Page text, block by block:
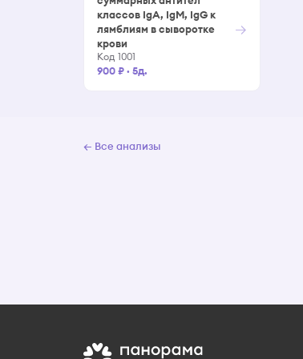
классов IgA, IgM, IgG к
лямблиям в сыворотке
крови
Код 1001
900 ₽· 5д.
→
← Все анализы